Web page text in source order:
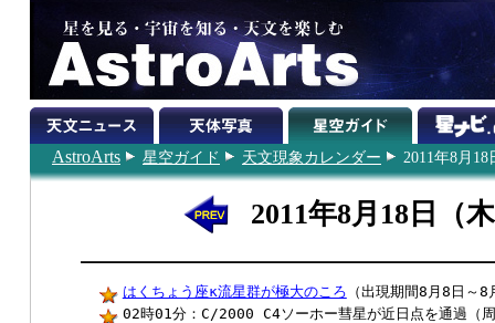
AstroArts 星空ガイド 天文現象カレンダー 2011年8月18
2011年8月18日（
はくちょう座κ流星群が極大のころ （出現期間8月8日～8
02時01分：C/2000 C4ソーホー彗星が近日点を通過（